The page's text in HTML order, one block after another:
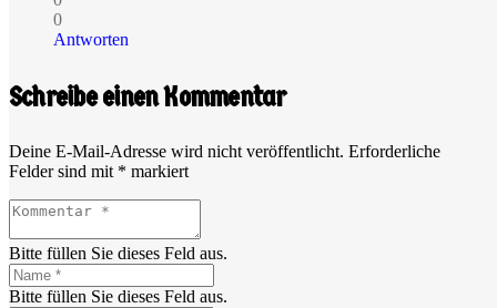
0
Antworten
Schreibe einen Kommentar
Deine E-Mail-Adresse wird nicht veröffentlicht. Erforderliche
Felder sind mit * markiert
Bitte füllen Sie dieses Feld aus.
Bitte füllen Sie dieses Feld aus.